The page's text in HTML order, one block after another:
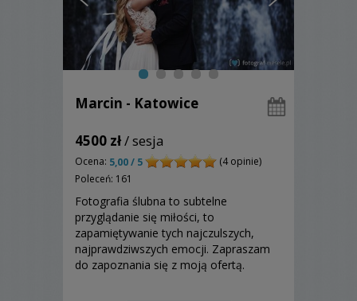
Marcin - Katowice
4500 zł/ sesja
Ocena: 5,00 / 5
(4 opinie)
Poleceń: 161
Fotografia ślubna to subtelne
przyglądanie się miłości, to
zapamiętywanie tych najczulszych,
najprawdziwszych emocji. Zapraszam
do zapoznania się z moją ofertą.